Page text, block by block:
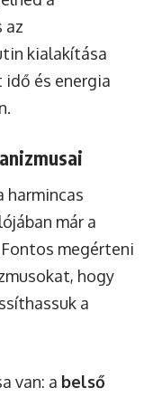
az
kialakítása
és energia
harmincas
már a
megérteni
hogy
a
van: a belső